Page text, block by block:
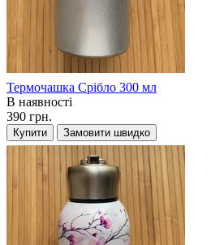
Термочашка Срібло 300 мл
В наявності
390 грн.
Купити Замовити швидко